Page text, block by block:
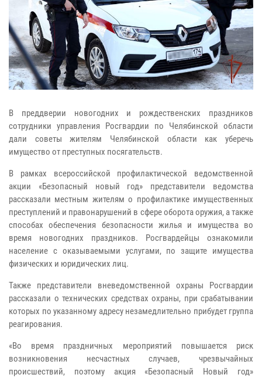
В преддверии новогодних и рождественских праздников
сотрудники управления Росгвардии по Челябинской области
дали советы жителям Челябинской области как уберечь
имущество от преступных посягательств.
В рамках всероссийской профилактической ведомственной
акции «Безопасный новый год» представители ведомства
рассказали местным жителям о профилактике имущественных
преступлений и правонарушений в сфере оборота оружия, а также
способах обеспечения безопасности жилья и имущества во
время новогодних праздников. Росгвардейцы ознакомили
население с оказываемыми услугами, по защите имущества
физических и юридических лиц.
Также представители вневедомственной охраны Росгвардии
рассказали о технических средствах охраны, при срабатывании
которых по указанному адресу незамедлительно прибудет группа
реагирования.
«Во время праздничных мероприятий повышается риск
возникновения несчастных случаев, чрезвычайных
происшествий, поэтому акция «Безопасный Новый год»